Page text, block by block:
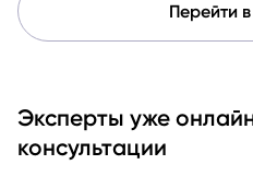
Перейти
Эксперты уже
консультации